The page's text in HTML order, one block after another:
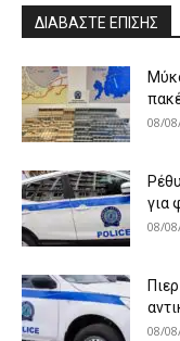
ΔΙΑΒΑΣΤΕ ΕΠΙΣΗΣ
08/
για
08/
08/